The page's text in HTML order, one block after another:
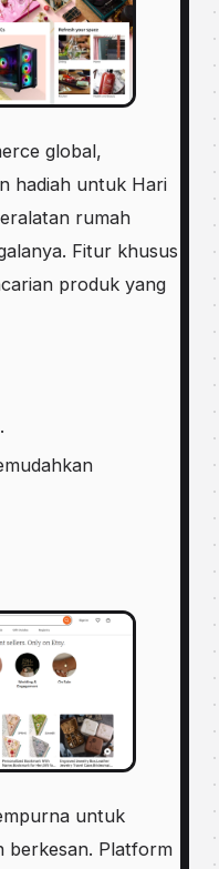
global,
hadiah untuk Hari
rumah
Fitur khusus
produk yang
untuk
berkesan. Platform